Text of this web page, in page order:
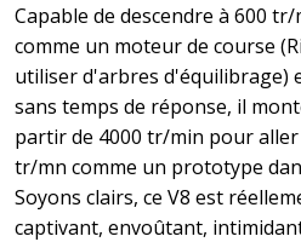
Capable de descendre à 600
comme un moteur de course
utiliser d'arbres d'équilibrage)
sans temps de réponse, il
partir de 4000 tr/min pour
tr/mn comme un prototype
Soyons clairs, ce V8 est
captivant, envoûtant,